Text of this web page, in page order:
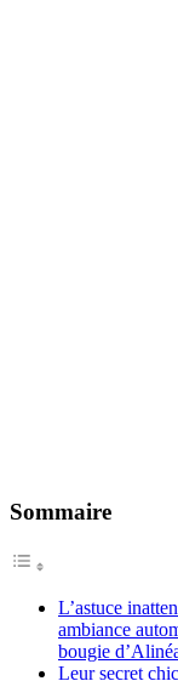
Sommaire
L’astuce
ambiance
bougie
Leur secret